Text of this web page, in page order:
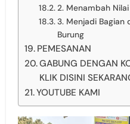
2. Menambah
3. Menjadi Bagian
Burung
PEMESANAN
GABUNG DENGAN
KLIK DISINI
YOUTUBE KAMI